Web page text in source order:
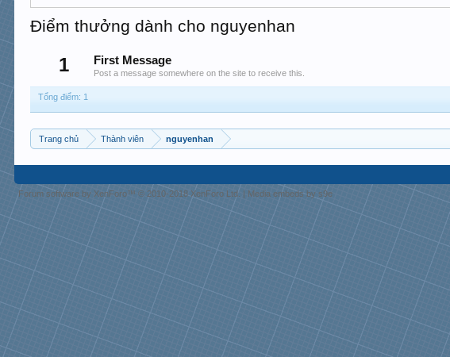
Điểm thưởng dành cho nguyenhan
1 First Message
Post a message somewhere on the site to receive this.
Tổng điểm: 1
Trang chủ Thành viên nguyenhan
Forum software by XenForo™ © 2010-2018 XenForo Ltd. | Media embeds by s9e